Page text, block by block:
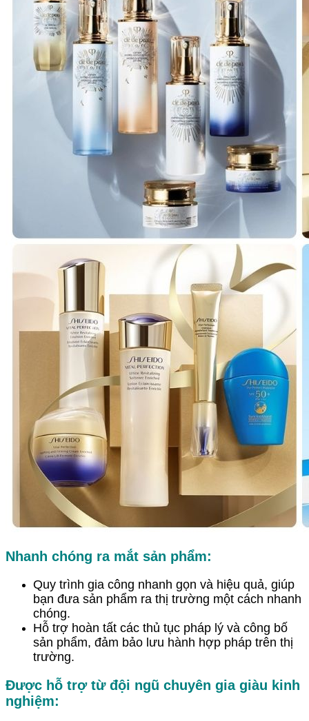
Nhanh chóng ra mắt sản phẩm:
Quy trình gia công nhanh gọn và hiệu quả, giúp
bạn đưa sản phẩm ra thị trường một cách nhanh
chóng.
Hỗ trợ hoàn tất các thủ tục pháp lý và công bố
sản phẩm, đảm bảo lưu hành hợp pháp trên thị
trường.
Được hỗ trợ từ đội ngũ chuyên gia giàu kinh
nghiệm: